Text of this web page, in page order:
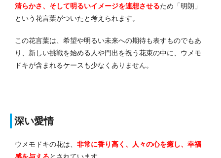
清らかさ、そして明るいイメージを連想させるため「明朗」
という花言葉がついたと考えられます。
この花言葉は、希望や明るい未来への期待も表すものでもあ
り、新しい挑戦を始める人や門出を祝う花束の中に、ウメモ
ドキが含まれるケースも少なくありません。
深い愛情
ウメモドキの花は、 非常に香り高く、人々の心を癒し、幸福
感を与える とされています。